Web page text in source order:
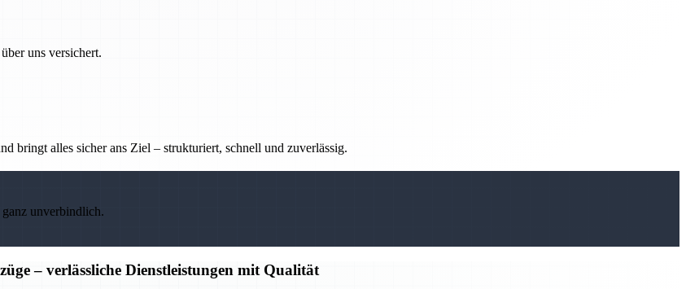
uns versichert.
bringt alles sicher ans Ziel – strukturiert, schnell und zuverlässig.
unverbindlich.
– verlässliche Dienstleistungen mit Qualität